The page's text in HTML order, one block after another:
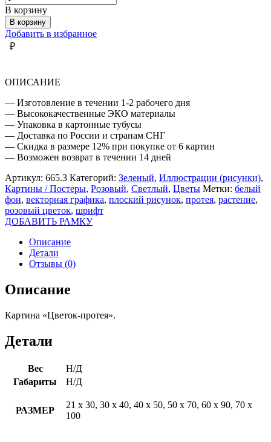
товара
ЦВЕТОК
ПРОТЕЯ
В корзину
В корзину
Добавить в избранное
₽
ОПИСАНИЕ
— Изготовление в течении 1-2 рабочего дня
— Высококачественные ЭКО материалы
— Упаковка в картонные тубусы
— Доставка по России и странам СНГ
— Скидка в размере 12% при покупке от 6 картин
— Возможен возврат в течении 14 дней
Артикул: 665.3 Категорий: Зеленый, Иллюстрации (рисунки),
Картины / Постеры, Розовый, Светлый, Цветы Метки: белый
фон, векторная графика, плоский рисунок, протея, растение,
розовый цветок, шрифт
ДОБАВИТЬ РАМКУ
Описание
Детали
Отзывы (0)
Описание
Картина «Цветок-протея».
Детали
Вес
Н/Д
Габариты
Н/Д
РАЗМЕР
21 х 30, 30 х 40, 40 х 50, 50 х 70, 60 х 90, 70 х
100